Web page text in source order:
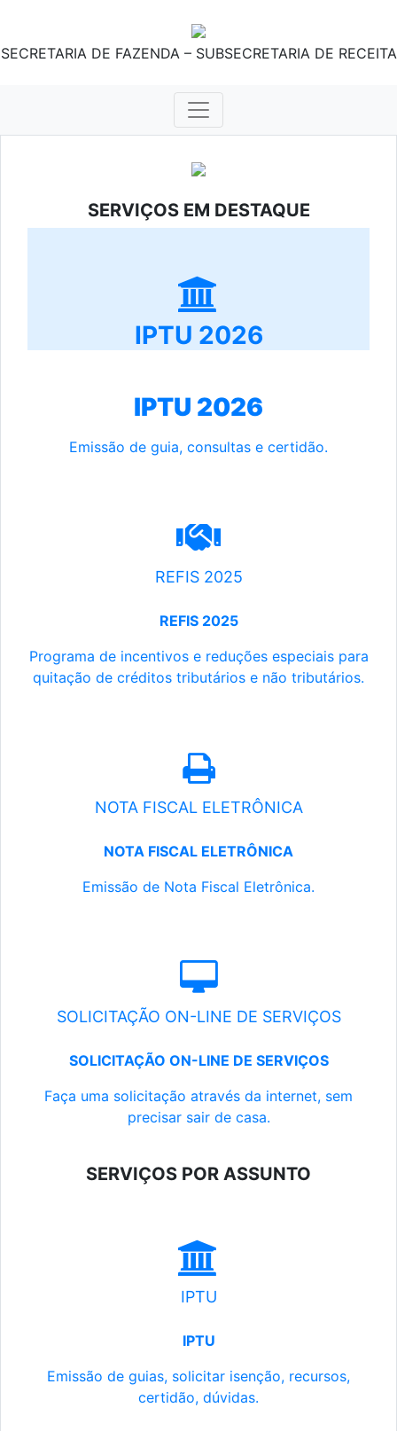
SECRETARIA DE FAZENDA – SUBSECRETARIA DE RECEITA
SERVIÇOS EM DESTAQUE
IPTU 2026
IPTU 2026
Emissão de guia, consultas e certidão.
REFIS 2025
REFIS 2025
Programa de incentivos e reduções especiais para
quitação de créditos tributários e não tributários.
NOTA FISCAL ELETRÔNICA
NOTA FISCAL ELETRÔNICA
Emissão de Nota Fiscal Eletrônica.
SOLICITAÇÃO ON-LINE DE SERVIÇOS
SOLICITAÇÃO ON-LINE DE SERVIÇOS
Faça uma solicitação através da internet, sem
precisar sair de casa.
SERVIÇOS POR ASSUNTO
IPTU
IPTU
Emissão de guias, solicitar isenção, recursos,
certidão, dúvidas.